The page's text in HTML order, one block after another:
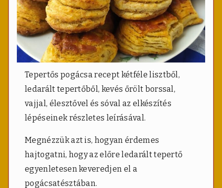
Tepertős pogácsa recept kétféle lisztből,
ledarált tepertőből, kevés őrölt borssal,
vajjal, élesztővel és sóval az elkészítés
lépéseinek részletes leírásával.
Megnézzük azt is, hogyan érdemes
hajtogatni, hogy az előre ledarált tepertő
egyenletesen keveredjen el a
pogácsatésztában.